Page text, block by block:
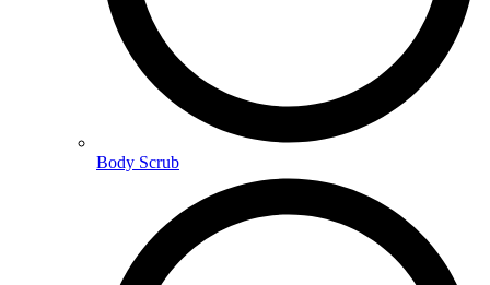
Body Scrub